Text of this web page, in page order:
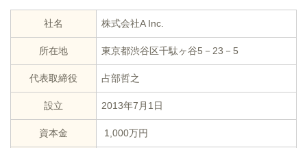
社名 株式会社A Inc.
所在地 東京都渋谷区千駄ヶ谷5－23－5
代表取締役 占部哲之
設立 2013年7月1日
資本金 1,000万円